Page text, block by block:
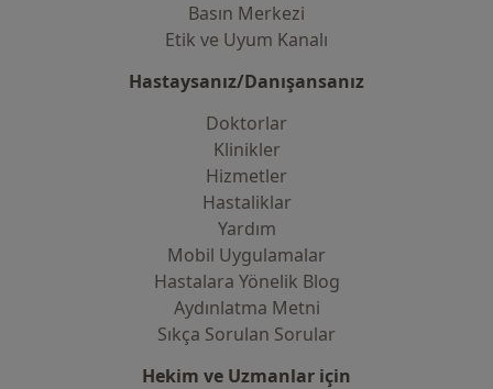
Basın Merkezi
Etik ve Uyum Kanalı
Hastaysanız/Danışansanız
Doktorlar
Klinikler
Hizmetler
Hastaliklar
Yardım
Mobil Uygulamalar
Hastalara Yönelik Blog
Aydınlatma Metni
Sıkça Sorulan Sorular
Hekim ve Uzmanlar için